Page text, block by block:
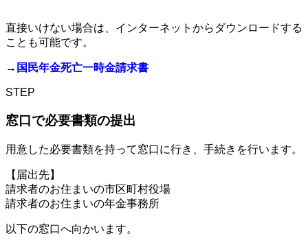
直接いけない場合は、インターネットからダウンロードする
ことも可能です。
→ 国民年金死亡一時金請求書
STEP
窓口で必要書類の提出
用意した必要書類を持って窓口に行き、手続きを行います。
【届出先】
請求者のお住まいの市区町村役場
請求者のお住まいの年金事務所
以下の窓口へ向かいます。